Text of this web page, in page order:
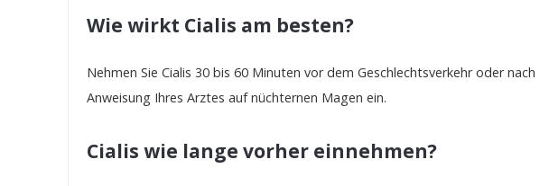
Wie wirkt Cialis am besten?
Nehmen Sie Cialis 30 bis 60 Minuten vor dem Geschlechtsverkehr oder nach
Anweisung Ihres Arztes auf nüchternen Magen ein.
Cialis wie lange vorher einnehmen?